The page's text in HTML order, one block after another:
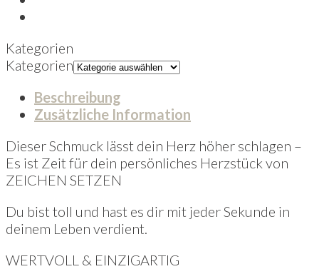
Kategorien
Kategorien
Beschreibung
Zusätzliche Information
Dieser Schmuck lässt dein Herz höher schlagen –
Es ist Zeit für dein persönliches Herzstück von
ZEICHEN SETZEN
Du bist toll und hast es dir mit jeder Sekunde in
deinem Leben verdient.
WERTVOLL & EINZIGARTIG